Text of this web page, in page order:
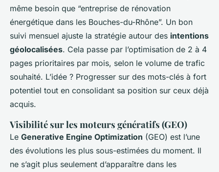
même besoin que “entreprise de rénovation
énergétique dans les Bouches-du-Rhône”. Un bon
suivi mensuel ajuste la stratégie autour des intentions
géolocalisées. Cela passe par l’optimisation de 2 à 4
pages prioritaires par mois, selon le volume de trafic
souhaité. L’idée ? Progresser sur des mots-clés à fort
potentiel tout en consolidant sa position sur ceux déjà
acquis.
Visibilité sur les moteurs génératifs (GEO)
Le Generative Engine Optimization (GEO) est l’une
des évolutions les plus sous-estimées du moment. Il
ne s’agit plus seulement d’apparaître dans les